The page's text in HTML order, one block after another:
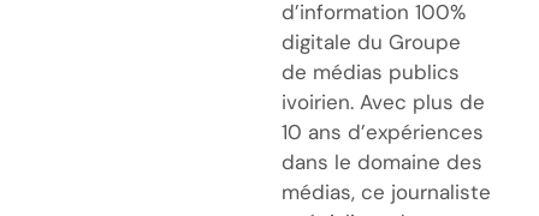
d’information 100%
digitale du Groupe
de médias publics
ivoirien. Avec plus de
10 ans d’expériences
dans le domaine des
médias, ce journaliste